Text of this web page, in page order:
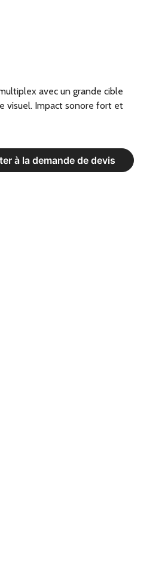
avec un grande cible
visuel. Impact sonore fort et
à la demande de devis